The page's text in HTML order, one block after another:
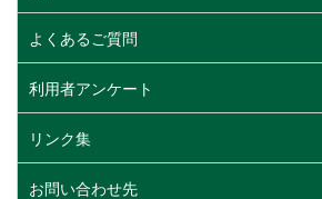
よくあるご質問
利用者アンケート
リンク集
お問い合わせ先